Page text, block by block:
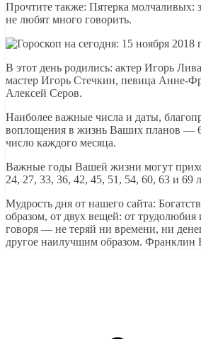
Прочтите также: Пятерка молчаливых:
не любят много говорить.
В этот день родились: актер Игорь
мастер Игорь Стечкин, певица Анне-
Алексей Серов.
Наиболее важные числа и даты,
воплощения в жизнь Ваших планов —
число каждого месяца.
Важные годы Вашей жизни могут
24, 27, 33, 36, 42, 45, 51, 54, 60, 63 и 69
Мудрость дня от нашего сайта:
образом, от двух вещей: от трудолюбия
говоря — не теряй ни времени, ни
другое наилучшим образом. Франклин